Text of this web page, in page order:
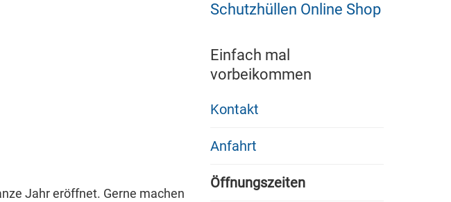
Jahr eröffnet. Gerne machen
Schutzhüllen Online Shop
Einfach mal
vorbeikommen
Kontakt
Anfahrt
Öffnungszeiten